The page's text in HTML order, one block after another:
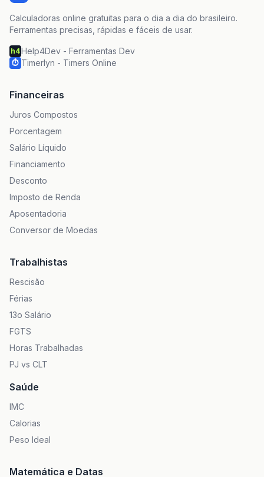
Calculadoras online gratuitas para o dia a dia do brasileiro.
Ferramentas precisas, rápidas e fáceis de usar.
h4Help4Dev - Ferramentas Dev
⏱ Timerlyn - Timers Online
Financeiras
Juros Compostos
Porcentagem
Salário Líquido
Financiamento
Desconto
Imposto de Renda
Aposentadoria
Conversor de Moedas
Trabalhistas
Rescisão
Férias
13o Salário
FGTS
Horas Trabalhadas
PJ vs CLT
Saúde
IMC
Calorias
Peso Ideal
Matemática e Datas